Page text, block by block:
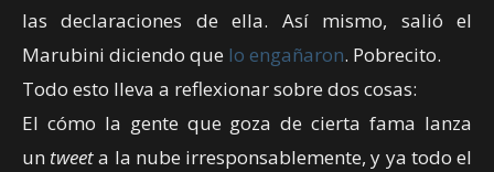
las declaraciones de ella. Así mismo, salió el
Marubini diciendo que lo engañaron. Pobrecito.
Todo esto lleva a reflexionar sobre dos cosas:
El cómo la gente que goza de cierta fama lanza
un tweeta la nube irresponsablemente, y ya todo el